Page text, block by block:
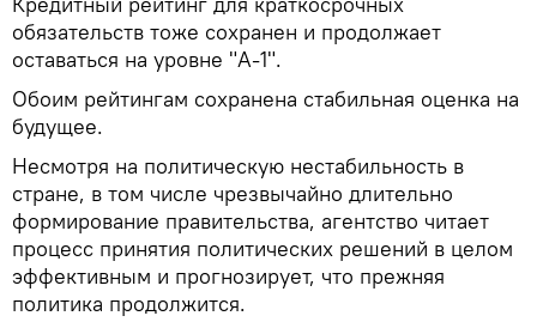
обязательств тоже сохранен и продолжает
оставаться на уровне "A-1".
Обоим рейтингам сохранена стабильная оценка на
будущее.
Несмотря на политическую нестабильность в
стране, в том числе чрезвычайно длительно
формирование правительства, агентство читает
процесс принятия политических решений в целом
эффективным и прогнозирует, что прежняя
политика продолжится.